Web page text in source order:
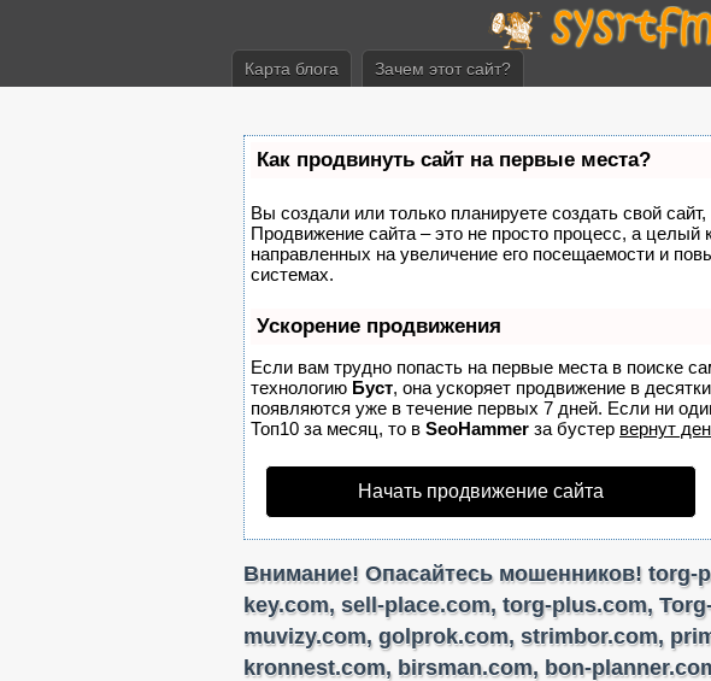
Карта блога Зачем этот сайт?
Как продвинуть сайт на первые места?
Вы создали или только планируете создать свой сайт,
Продвижение сайта – это не просто процесс, а целый
направленных на увеличение его посещаемости и
системах.
Ускорение продвижения
Если вам трудно попасть на первые места в поиске
технологию Буст, она ускоряет продвижение в
появляются уже в течение первых 7 дней. Если ни
Топ10 за месяц, то в SeoHammer за бустер вернут
Начать продвижение сайта
Внимание! Опасайтесь мошенников! torg-
key.com, sell-place.com, torg-plus.com,
muvizy.com, golprok.com, strimbor.com,
kronnest.com, birsman.com, bon-